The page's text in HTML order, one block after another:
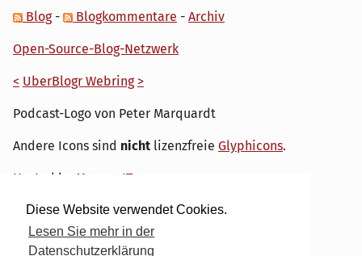
Diese Website verwendet Cookies.
Lesen Sie mehr in der
Datenschutzerklärung
Blog- Blogkommentare - Archiv
Open-Source-Blog-Netzwerk
< UberBlogr Webring >
Podcast-Logo von Peter Marquardt
Andere Icons sind nicht lizenzfreie Glyphicons.
Hosted by My own IT.